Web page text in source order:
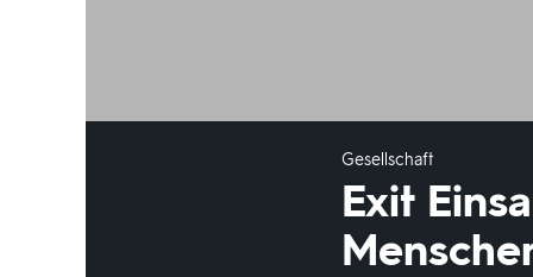
Gesellschaft
Exit